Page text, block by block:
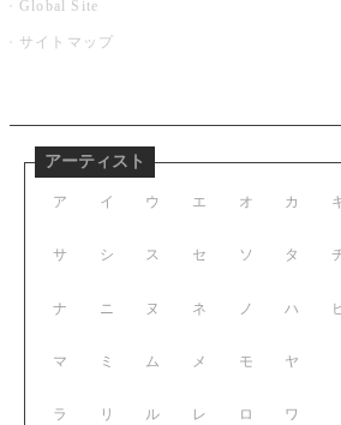
Global Site
サイトマップ
アーティスト
ア イ ウ エ オ
サ シ ス セ ソ
ナ ニ ヌ ネ ノ
マ ミ ム メ モ
ラ リ ル レ ロ
カ
タ
ハ ヒ
ヤ
ワ